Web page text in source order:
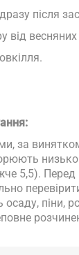
після
від
за
5,5).
осаду, піни,